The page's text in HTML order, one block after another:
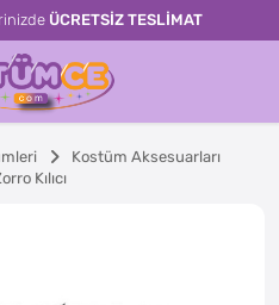
ÜCRETSİZ TESLİMAT
Kostüm Aksesuarları
Kılıcı